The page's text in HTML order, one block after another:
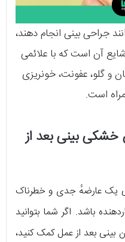
جراحی بینی انجام دهند،
آن است که با علائمی
گلو، عفونت، خونریزی
است.
خشکی بینی بعد از
یک عارضهٔ جدی و خطرناک
باشد. اگر شما بتوانید
بعد از عمل کمک کنید،